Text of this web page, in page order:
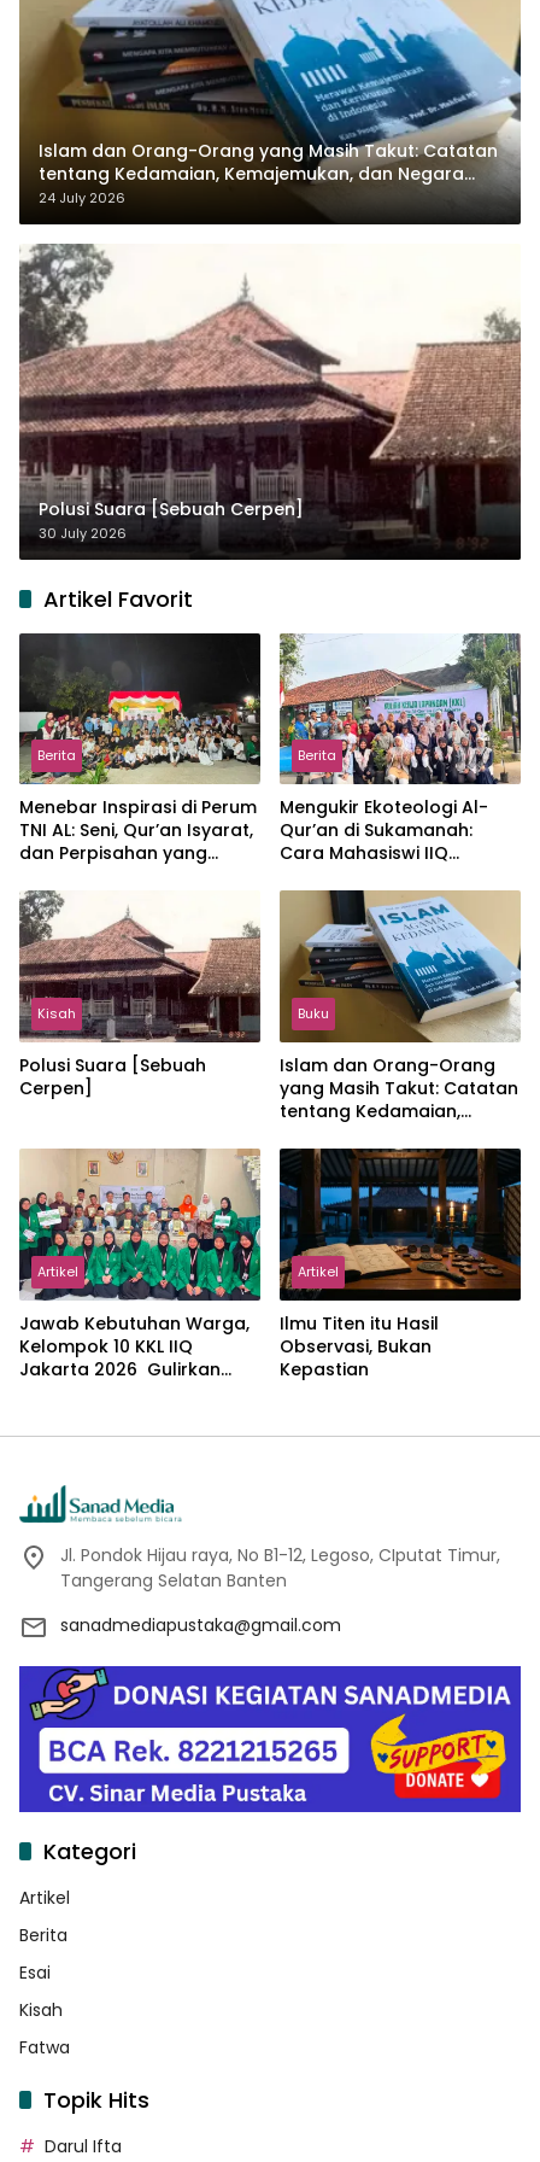
Islam dan Orang-Orang yang Masih Takut: Catatan
tentang Kedamaian, Kemajemukan, dan Negara
dalam Pemikiran Masykuri Abdillah
24 July 2026
Polusi Suara [Sebuah Cerpen]
30 July 2026
Artikel Favorit
Berita
Menebar Inspirasi di Perum
TNI AL: Seni, Qur’an Isyarat,
dan Perpisahan yang
Berita
Mengukir Ekoteologi Al-
Qur’an di Sukamanah:
Cara Mahasiswi IIQ
Jonggol
Kisah
Polusi Suara [Sebuah
Cerpen]
Buku
Islam dan Orang-Orang
yang Masih Takut: Catatan
tentang Kedamaian,
dalam Pemikiran Masykuri
Abdillah
Artikel
Jawab Kebutuhan Warga,
Kelompok 10 KKL IIQ
Jakarta 2026 Gulirkan
Artikel
Ilmu Titen itu Hasil
Observasi, Bukan
Kepastian
Jl. Pondok Hijau raya, No B1-12, Legoso, CIputat Timur,
Tangerang Selatan Banten
sanadmediapustaka@gmail.com
Kategori
Artikel
Berita
Esai
Kisah
Fatwa
Topik Hits
Darul Ifta